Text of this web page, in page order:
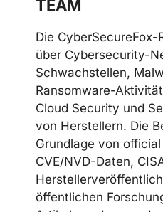
TEAM
Die CyberSecureFox-
über Cybersecurity-
Schwachstellen,
Ransomware-
Cloud Security und